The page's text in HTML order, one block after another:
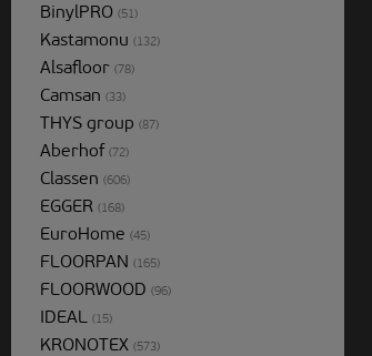
BinylPRO (51)
Kastamonu (132)
Alsafloor (78)
Camsan (33)
THYS group (87)
Aberhof (72)
Classen (606)
EGGER (168)
EuroHome (45)
FLOORPAN (165)
FLOORWOOD (96)
IDEAL (15)
KRONOTEX (573)